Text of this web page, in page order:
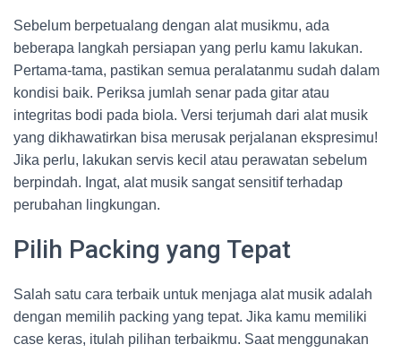
Sebelum berpetualang dengan alat musikmu, ada
beberapa langkah persiapan yang perlu kamu lakukan.
Pertama-tama, pastikan semua peralatanmu sudah dalam
kondisi baik. Periksa jumlah senar pada gitar atau
integritas bodi pada biola. Versi terjumah dari alat musik
yang dikhawatirkan bisa merusak perjalanan ekspresimu!
Jika perlu, lakukan servis kecil atau perawatan sebelum
berpindah. Ingat, alat musik sangat sensitif terhadap
perubahan lingkungan.
Pilih Packing yang Tepat
Salah satu cara terbaik untuk menjaga alat musik adalah
dengan memilih packing yang tepat. Jika kamu memiliki
case keras, itulah pilihan terbaikmu. Saat menggunakan